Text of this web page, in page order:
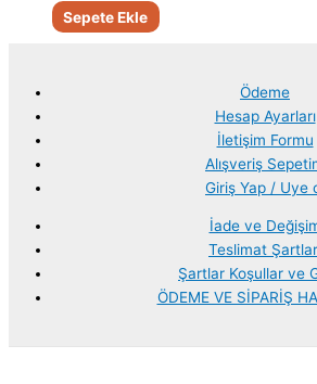
Sepete Ekle
Ödeme
Hesap Ayarları
İletişim Formu
Alışveriş
Giriş Yap / Uye
İade ve
Teslimat
Şartlar Koşullar ve
ÖDEME VE SİPARİŞ